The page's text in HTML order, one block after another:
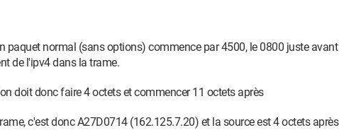
paquet normal (sans options) commence par 4500, le 0800 juste avant
de l'ipv4 dans la trame.
doit donc faire 4 octets et commencer 11 octets après
c'est donc A27D0714 (162.125.7.20) et la source est 4 octets après